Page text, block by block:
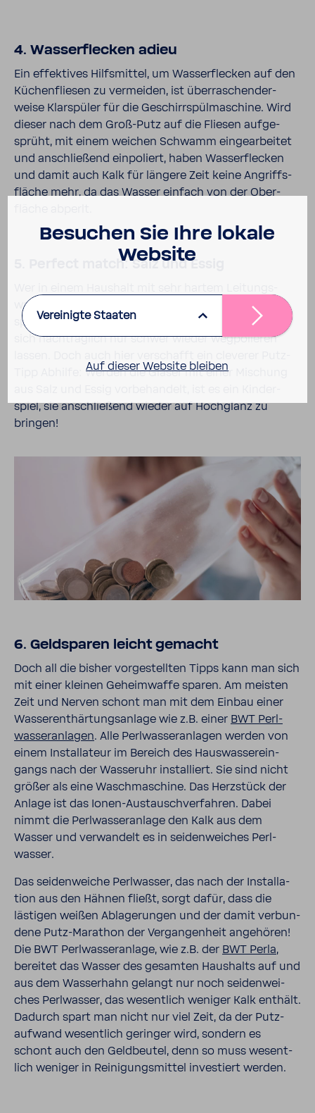
4. Wasser­fle­cken adieu
Ein effek­tives Hilfs­mittel, um Wasser­fle­cken auf den
Küchen­fliesen zu vermeiden, ist über­ra­schen­der­
weise Klar­spüler für die Geschirr­spül­ma­schine. Wird
dieser nach dem Groß-​Putz auf die Fliesen aufge­
sprüht, mit einem weichen Schwamm einge­ar­beitet
und anschlie­ßend einpo­liert, haben Wasser­fle­cken
und damit auch Kalk für längere Zeit keine Angriffs­
fläche mehr, da das Wasser einfach von der Ober­
5. Perfect match: Salz und Essig
wasser lebt, kennt dieses Problem: Auf hand­ge­
spülten (Wein-)Gläsern bilden sich Kalk­fle­cken, die
sich nach­träg­lich nur schwer wieder wegpo­lieren
Tipp Abhilfe: Werden die Gläser mit einer Mischung
spiel, sie anschlie­ßend wieder auf Hoch­glanz zu
bringen!
6. Geld­sparen leicht gemacht
Doch all die bisher vorge­stellten Tipps kann man sich
mit einer kleinen Geheim­waffe sparen. Am meisten
Zeit und Nerven schont man mit dem Einbau einer
Wasser­ent­här­tungs­an­lage wie z.B. einer BWT Perl­
was­ser­an­lagen. Alle Perl­was­ser­an­lagen werden von
einem Instal­la­teur im Bereich des Haus­was­ser­ein­
gangs nach der Wasseruhr instal­liert. Sie sind nicht
größer als eine Wasch­ma­schine. Das Herz­stück der
Anlage ist das Ionen-​Austauschverfahren. Dabei
nimmt die Perl­was­ser­an­lage den Kalk aus dem
Wasser und verwan­delt es in seiden­wei­ches Perl­
wasser.
Das seiden­weiche Perl­wasser, das nach der Instal­la­
tion aus den Hähnen fließt, sorgt dafür, dass die
lästigen weißen Abla­ge­rungen und der damit verbun­
dene Putz-​Marathon der Vergan­gen­heit ange­hören!
Die BWT Perl­was­ser­an­lage, wie z.B. der BWT Perla,
bereitet das Wasser des gesamten Haus­halts auf und
aus dem Wasser­hahn gelangt nur noch seiden­wei­
ches Perl­wasser, das wesent­lich weniger Kalk enthält.
Dadurch spart man nicht nur viel Zeit, da der Putz­
auf­wand wesent­lich geringer wird, sondern es
schont auch den Geld­beutel, denn so muss wesent­
lich weniger in Reini­gungs­mittel inves­tiert werden.
Besu­chen Sie Ihre lokale
Website
Vereinigte Staaten
Auf dieser Website bleiben